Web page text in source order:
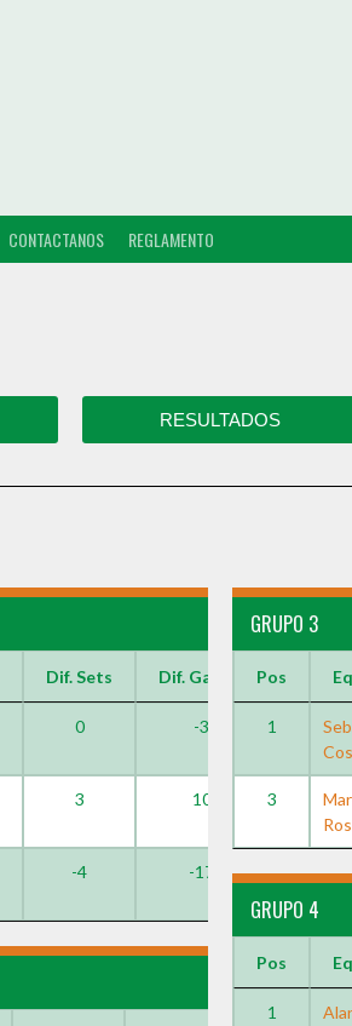
CONTACTANOS REGLAMENTO
RESULTADOS
Dif. Sets Dif. Games
0 -3
3 10
-4 -17
GRUPO 3
Pos
1
3
GRUPO 4
Pos
1